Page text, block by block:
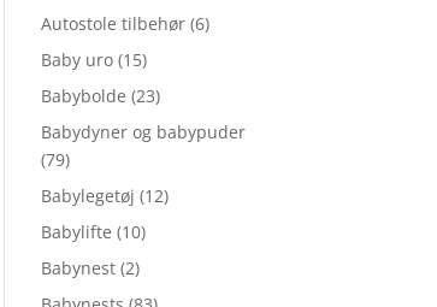
Autostole tilbehør (6)
Baby uro (15)
Babybolde (23)
Babydyner og babypuder
(79)
Babylegetøj (12)
Babylifte (10)
Babynest (2)